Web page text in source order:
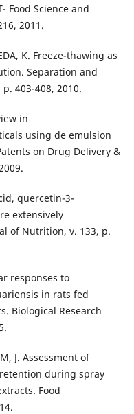
Food Science and
2011.
K. Freeze-thawing as
Separation and
403-408, 2010.
in
using de emulsion
on Drug Delivery &
quercetin-3-
extensively
of Nutrition, v. 133, p.
responses to
in rats fed
Biological Research
J. Assessment of
during spray
Food